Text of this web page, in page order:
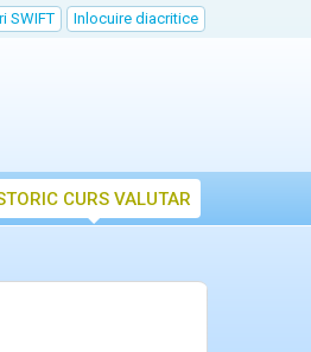
SWIFT Inlocuire diacritice
DropdownCURS VALUTAR